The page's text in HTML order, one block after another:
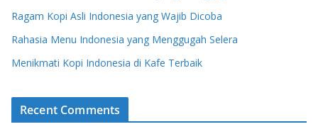
Ragam Kopi Asli Indonesia yang Wajib Dicoba
Rahasia Menu Indonesia yang Menggugah Selera
Menikmati Kopi Indonesia di Kafe Terbaik
Recent Comments